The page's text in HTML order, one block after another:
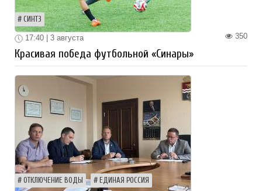
СИНТЗ
350
17:40 | 3 августа
Красивая победа футбольной «Синары»
ОТКЛЮЧЕНИЕ ВОДЫ ЕДИНАЯ РОССИЯ